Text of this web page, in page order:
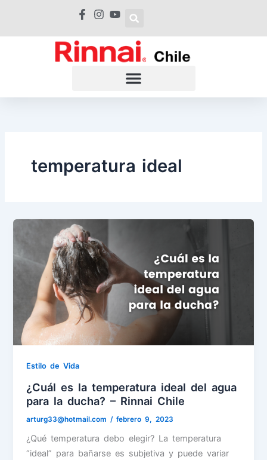
contenido
temperatura ideal
Estilo de Vida
¿Cuál es la temperatura ideal del agua
para la ducha? – Rinnai Chile
arturg33@hotmail.com /febrero 9, 2023
¿Qué temperatura debo elegir? La temperatura
“ideal” para bañarse es subjetiva y puede variar